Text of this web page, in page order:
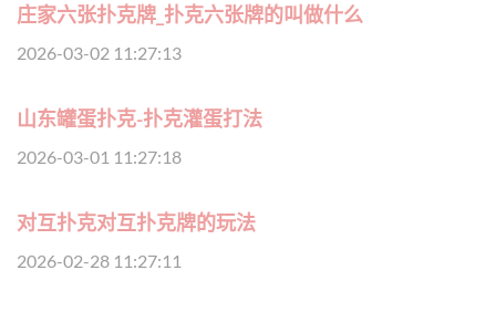
庄家六张扑克牌_扑克六张牌的叫做什么
2026-03-02 11:27:13
山东罐蛋扑克-扑克灌蛋打法
2026-03-01 11:27:18
对互扑克对互扑克牌的玩法
2026-02-28 11:27:11